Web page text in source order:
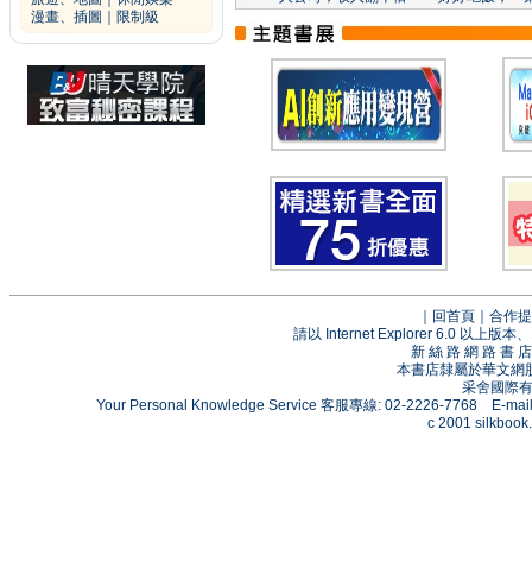
漫畫、插圖
限制級
回首頁
合作
請以 Internet Explorer 6.0 以上版本
新 絲 路 網 路 書
本書店隸屬於華文網
采舍國際
Your Personal Knowledge Service 客服專線: 02-2226-7768 E-
c 2001